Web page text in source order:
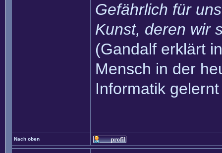
Gefährlich für
Kunst, deren wir
(Gandalf erklärt
Mensch in der
Informatik
Nach oben